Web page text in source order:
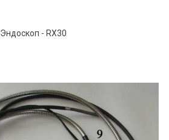
Эндоскоп - RX30